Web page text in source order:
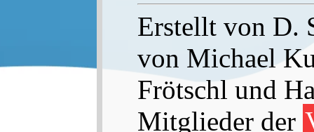
Erstellt von D.
von Michael
Frötschl und
Mitglieder der